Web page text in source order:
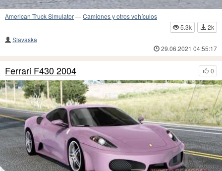
American Truck Simulator—Camiones y otros vehículos
5.3k
2k
Slavaska
29.06.2021 04:55:17
0
Ferrari F430 2004